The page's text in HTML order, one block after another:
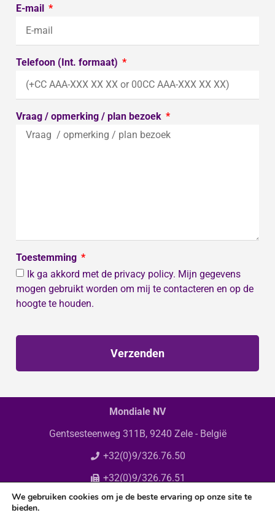
E-mail
Telefoon (Int. formaat)
Vraag / opmerking / plan bezoek
Toestemming
Ik ga akkord met de privacy policy. Mijn gegevens
mogen gebruikt worden om mij te contacteren en op de
hoogte te houden.
Verzenden
Mondiale NV
Gentsesteenweg 311B, 9240 Zele - België
+32(0)9/326.76.50
+32(0)9/326.76.51
info@mondiale.be
We gebruiken cookies om je de beste ervaring op onze site te
bieden.